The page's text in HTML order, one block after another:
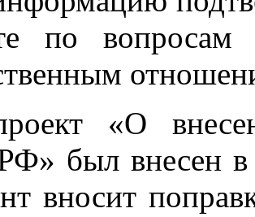
по вопросам
«О
был внесен в
вносит